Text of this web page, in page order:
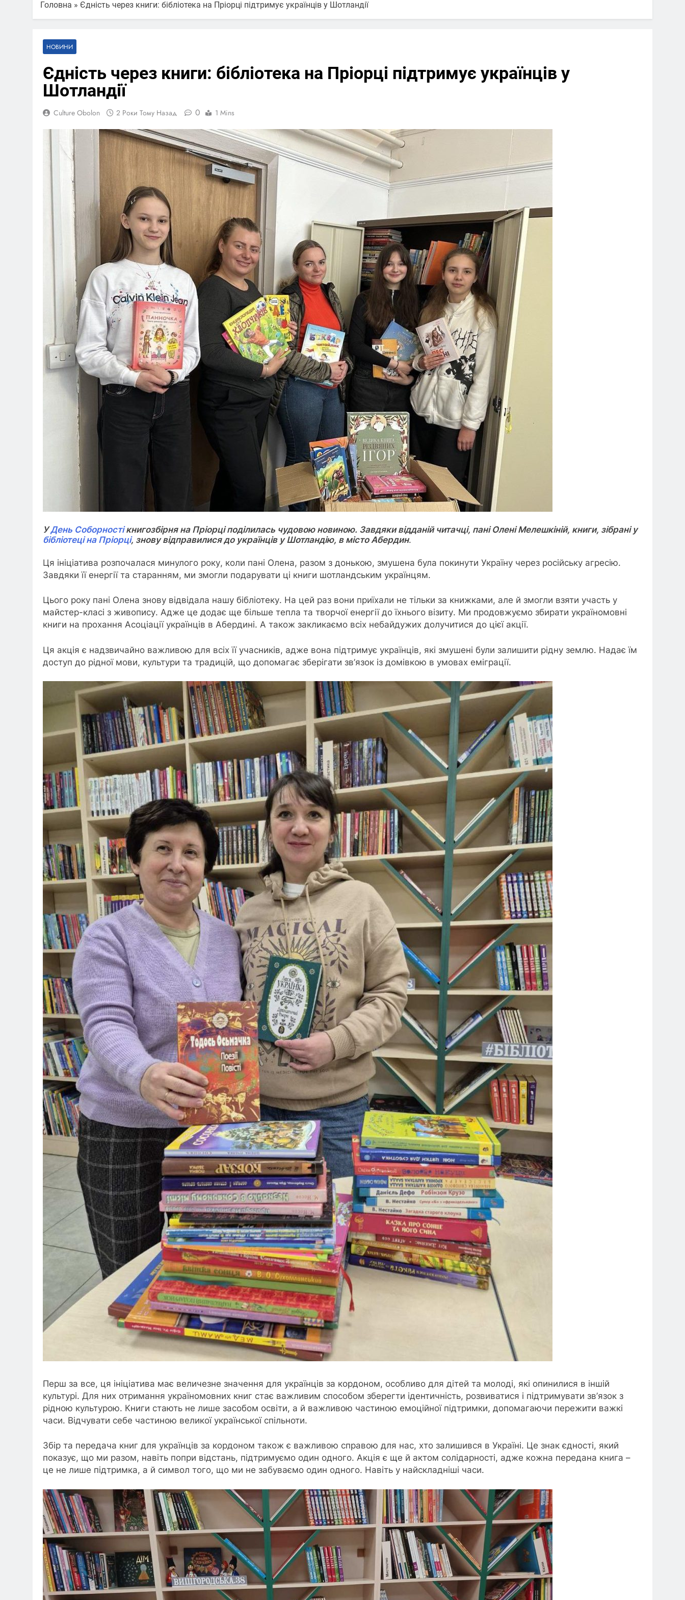
Головна » Єдність через книги: бібліотека на Пріорці підтримує українців у Шотландії
НОВИНИ
Єдність через книги: бібліотека на Пріорці підтримує українців у
Шотландії
Culture Obolon 2 Роки Тому Назад 0 1 Mins
УДень Соборностікнигозбірня на Пріорці поділилась чудовою новиною. Завдяки відданій читачці, пані Олені Мелешкіній, книги, зібрані у
бібліотеці на Пріорці, знову відправилися до українців у Шотландію, в місто Абердин.
Ця ініціатива розпочалася минулого року, коли пані Олена, разом з донькою, змушена була покинути Україну через російську агресію.
Завдяки її енергії та старанням, ми змогли подарувати ці книги шотландським українцям.
Цього року пані Олена знову відвідала нашу бібліотеку. На цей раз вони приїхали не тільки за книжками, але й змогли взяти участь у
майстер-класі з живопису. Адже це додає ще більше тепла та творчої енергії до їхнього візиту. Ми продовжуємо збирати україномовні
книги на прохання Асоціації українців в Абердині. А також закликаємо всіх небайдужих долучитися до цієї акції.
Ця акція є надзвичайно важливою для всіх її учасників, адже вона підтримує українців, які змушені були залишити рідну землю. Надає їм
доступ до рідної мови, культури та традицій, що допомагає зберігати зв’язок із домівкою в умовах еміграції.
Перш за все, ця ініціатива має величезне значення для українців за кордоном, особливо для дітей та молоді, які опинилися в іншій
культурі. Для них отримання україномовних книг стає важливим способом зберегти ідентичність, розвиватися і підтримувати зв’язок з
рідною культурою. Книги стають не лише засобом освіти, а й важливою частиною емоційної підтримки, допомагаючи пережити важкі
часи. Відчувати себе частиною великої української спільноти.
Збір та передача книг для українців за кордоном також є важливою справою для нас, хто залишився в Україні. Це знак єдності, який
показує, що ми разом, навіть попри відстань, підтримуємо один одного. Акція є ще й актом солідарності, адже кожна передана книга –
це не лише підтримка, а й символ того, що ми не забуваємо один одного. Навіть у найскладніші часи.